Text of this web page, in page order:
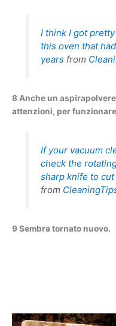
I think I got
this oven that
yearsfrom
8 Anche un
attenzioni, per
If your vacuum
check the
sharp knife to
from
9 Sembra tornato nuovo.